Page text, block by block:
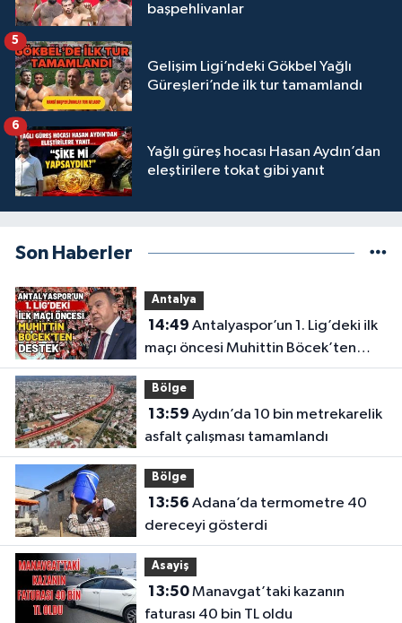
başpehlivanlar
Gelişim Ligi’ndeki Gökbel Yağlı
Güreşleri’nde ilk tur tamamlandı
5
Yağlı güreş hocası Hasan Aydın’dan
eleştirilere tokat gibi yanıt
6
Son Haberler
Antalya
14:49
maçı öncesi Muhittin Böcek’ten
destek
Bölge
13:59
asfalt çalışması tamamlandı
Bölge
13:56
dereceyi gösterdi
Asayiş
13:50Manavgat’taki kazanın
faturası 40 bin TL oldu